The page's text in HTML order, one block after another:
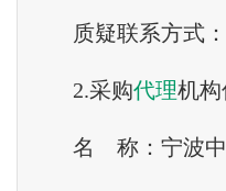
质疑联系方式：
2.采购代理机构
名 称：宁波中